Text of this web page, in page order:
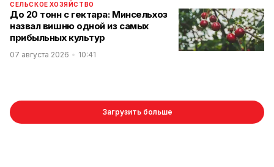
СЕЛЬСКОЕ ХОЗЯЙСТВО
До 20 тонн с гектара: Минсельхоз
назвал вишню одной из самых
прибыльных культур
07 августа 2026 10:41
Загрузить больше